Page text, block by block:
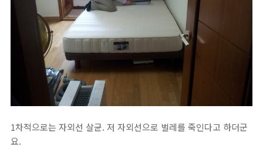
1차적으로는 자외선 살균. 저 자외선으로 벌레를 죽인다고 하더군
요.